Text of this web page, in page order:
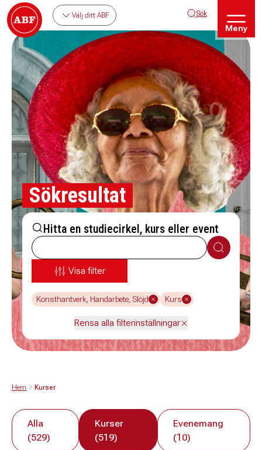
Välj ditt ABF Sök
Meny
Sökresultat
Hitta en studiecirkel, kurs eller event
Sök
Visa filter
Konsthantverk, Handarbete, Slöjd Kurs
Rensa alla filterinställningar
Hem Kurser
Alla
(529)
Kurser
(519)
Evenemang
(10)